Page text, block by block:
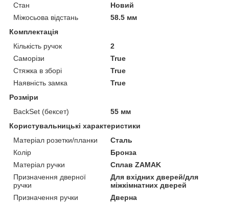
Стан
Новий
Міжосьова відстань
58.5 мм
Комплектація
Кількість ручок
2
Саморізи
True
Стяжка в зборі
True
Наявність замка
True
Розміри
BackSet (бексет)
55 мм
Користувальницькі характеристики
Матеріал розетки/планки
Сталь
Колір
Бронза
Матеріал ручки
Сплав ZAMAK
Призначення дверної
ручки
Для вхідних дверей/для
міжкімнатних дверей
Призначення ручки
Дверна